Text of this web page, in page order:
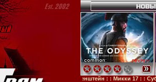
Похищенная: : Франкенштейн: :Микки 17: :